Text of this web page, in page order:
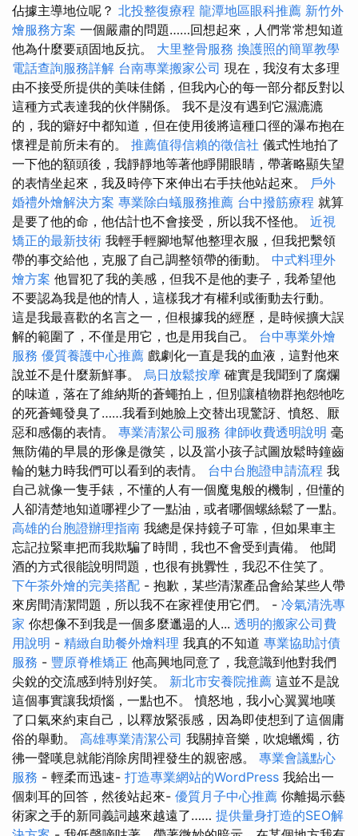
佔據主導地位呢？ 北投整復療程 龍潭地區眼科推薦 新竹外
燴服務方案 一個嚴肅的問題……回想起來，人們常常想知道
他為什麼要頑固地反抗。 大里整骨服務 換護照的簡單教學
電話查詢服務詳解 台南專業搬家公司 現在，我沒有太多理
由不接受所提供的美味佳餚，但我內心的每一部分都反對以
這種方式表達我的伙伴關係。 我不是沒有遇到它濕漉漉
的，我的癖好中都知道，但在使用後將這種口徑的瀑布抱在
懷裡是前所未有的。 推薦值得信賴的徵信社 儀式性地拍了
一下他的額頭後，我靜靜地等著他睜開眼睛，帶著略顯失望
的表情坐起來，我及時停下來伸出右手扶他站起來。 戶外
婚禮外燴解決方案 專業除白蟻服務推薦 台中撥筋療程 就算
是要了他的命，他估計也不會接受，所以我不怪他。 近視
矯正的最新技術 我輕手輕腳地幫他整理衣服，但我把繫領
帶的事交給他，克服了自己調整領帶的衝動。 中式料理外
燴方案 他冒犯了我的美感，但我不是他的妻子，我希望他
不要認為我是他的情人，這樣我才有權利或衝動去行動。
這是我最喜歡的名言之一，但根據我的經歷，是時候擴大誤
解的範圍了，不僅是用它，也是用我自己。 台中專業外燴
服務 優質養護中心推薦 戲劇化一直是我的血液，這對他來
說並不是什麼新鮮事。 烏日放鬆按摩 確實是我聞到了腐爛
的味道，落在了維納斯的蒼蠅拍上，但別讓植物群抱怨牠吃
的死蒼蠅發臭了……我看到她臉上交替出現驚訝、憤怒、厭
惡和感傷的表情。 專業清潔公司服務 律師收費透明說明 毫
無防備的早晨的形像是微笑，以及當小孩子試圖放鬆時鐘齒
輪的魅力時我們可以看到的表情。 台中台胞證申請流程 我
自己就像一隻手錶，不懂的人有一個魔鬼般的機制，但懂的
人卻清楚地知道哪裡少了一點油，或者哪個螺絲鬆了一點。
高雄的台胞證辦理指南 我總是保持鏡子可靠，但如果車主
忘記拉緊車把而我欺騙了時間，我也不會受到責備。 他聞
酒的方式很能說明問題，也很有挑釁性，我忍不住笑了。
下午茶外燴的完美搭配 - 抱歉，某些清潔產品會給某些人帶
來房間清潔問題，所以我不在家裡使用它們。 - 冷氣清洗專
家 你想像不到我是一個多麼邋遢的人... 透明的搬家公司費
用說明 - 精緻自助餐外燴料理 我真的不知道 專業協助討債
服務 - 豐原脊椎矯正 他高興地同意了，我意識到他對我們
尖銳的交流感到特別好笑。 新北市安養院推薦 這並不是說
這個事實讓我煩惱，一點也不。 憤怒地，我小心翼翼地嘆
了口氣來約束自己，以釋放緊張感，因為即使想到了這個庸
俗的舉動。 高雄專業清潔公司 我關掉音樂，吹熄蠟燭，彷
彿一聲嘆息就能消除房間裡發生的親密感。 專業會議點心
服務 - 輕柔而迅速- 打造專業網站的WordPress 我給出一
個刺耳的回答，然後站起來- 優質月子中心推薦 你離揭示藝
術家之手的新同義詞越來越遠了…… 提供量身打造的SEO解